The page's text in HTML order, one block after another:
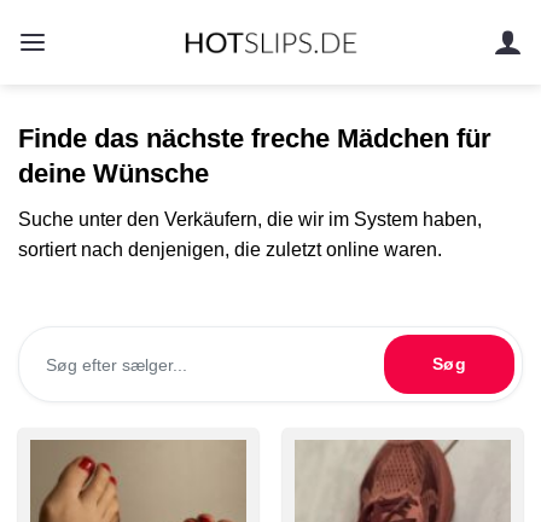
Inhalt
Finde das nächste freche Mädchen für
deine Wünsche
Suche unter den Verkäufern, die wir im System haben,
sortiert nach denjenigen, die zuletzt online waren.
Søg